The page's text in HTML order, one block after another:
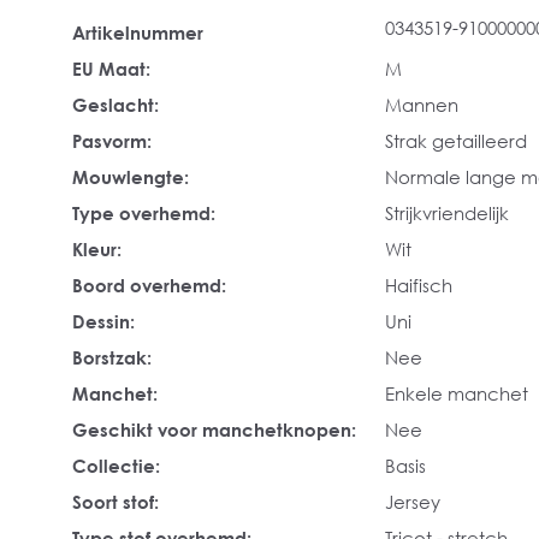
Artikelnummer
0343519-
EU Maat:
M
Geslacht:
Mannen
Pasvorm:
Strak getailleerd
Mouwlengte:
Normale lange
Type overhemd:
Strijkvriendelijk
Kleur:
Wit
Boord overhemd:
Haifisch
Dessin:
Uni
Borstzak:
Nee
Manchet:
Enkele manchet
Geschikt voor manchetknopen:
Nee
Collectie:
Basis
Soort stof:
Jersey